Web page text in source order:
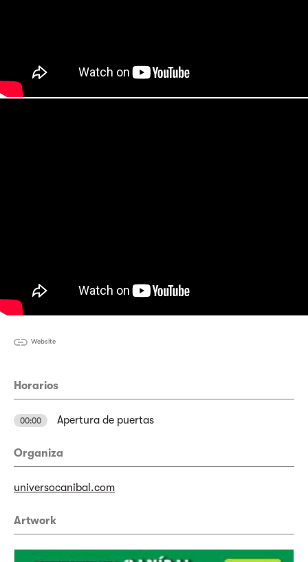
Website
Horarios
00:00 Apertura de puertas
Organiza
universocanibal.com
Artwork